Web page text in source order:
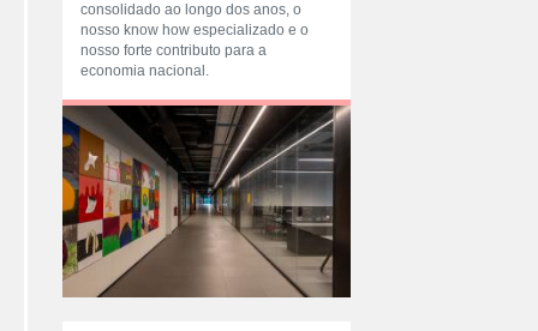
consolidado ao longo dos anos, o
nosso know how especializado e o
nosso forte contributo para a
economia nacional.